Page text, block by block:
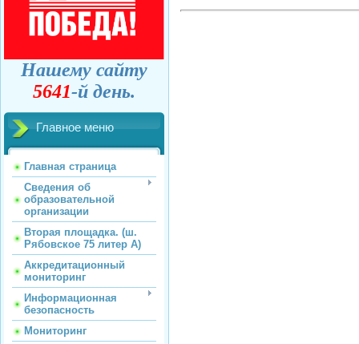
Нашему сайту
5641-й день.
Главное меню
Главная страница
Сведения об
образовательной
организации
Вторая площадка. (ш.
Рябовское 75 литер А)
Аккредитационный
мониторинг
Информационная
безопасность
Мониторинг